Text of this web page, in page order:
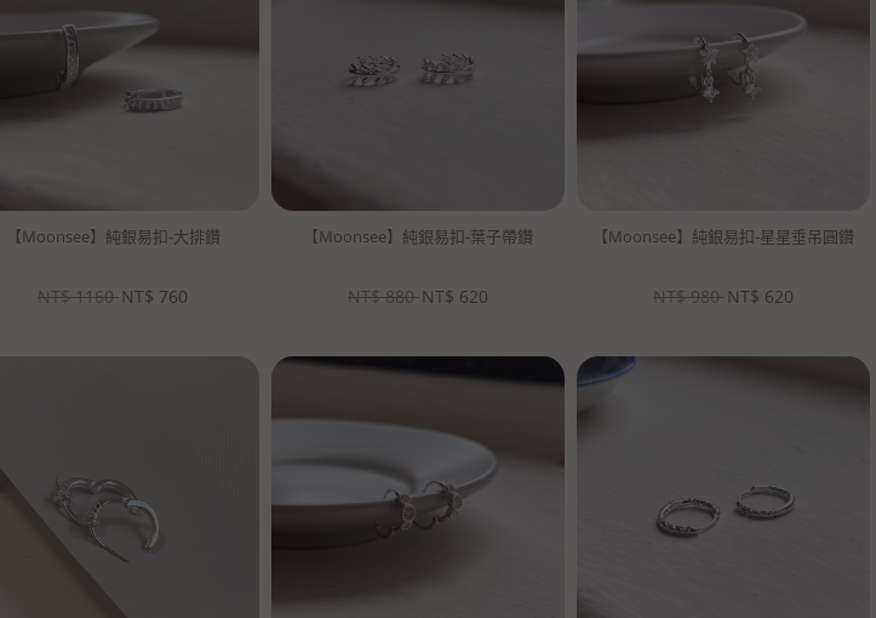
【Moonsee】純銀易扣-大排鑽
NT$ 1160 NT$ 760
【Moonsee】純銀易扣-葉子帶鑽
NT$ 880 NT$ 620
【Moonsee】純銀易扣-星星垂吊圓鑽
NT$ 980 NT$ 620